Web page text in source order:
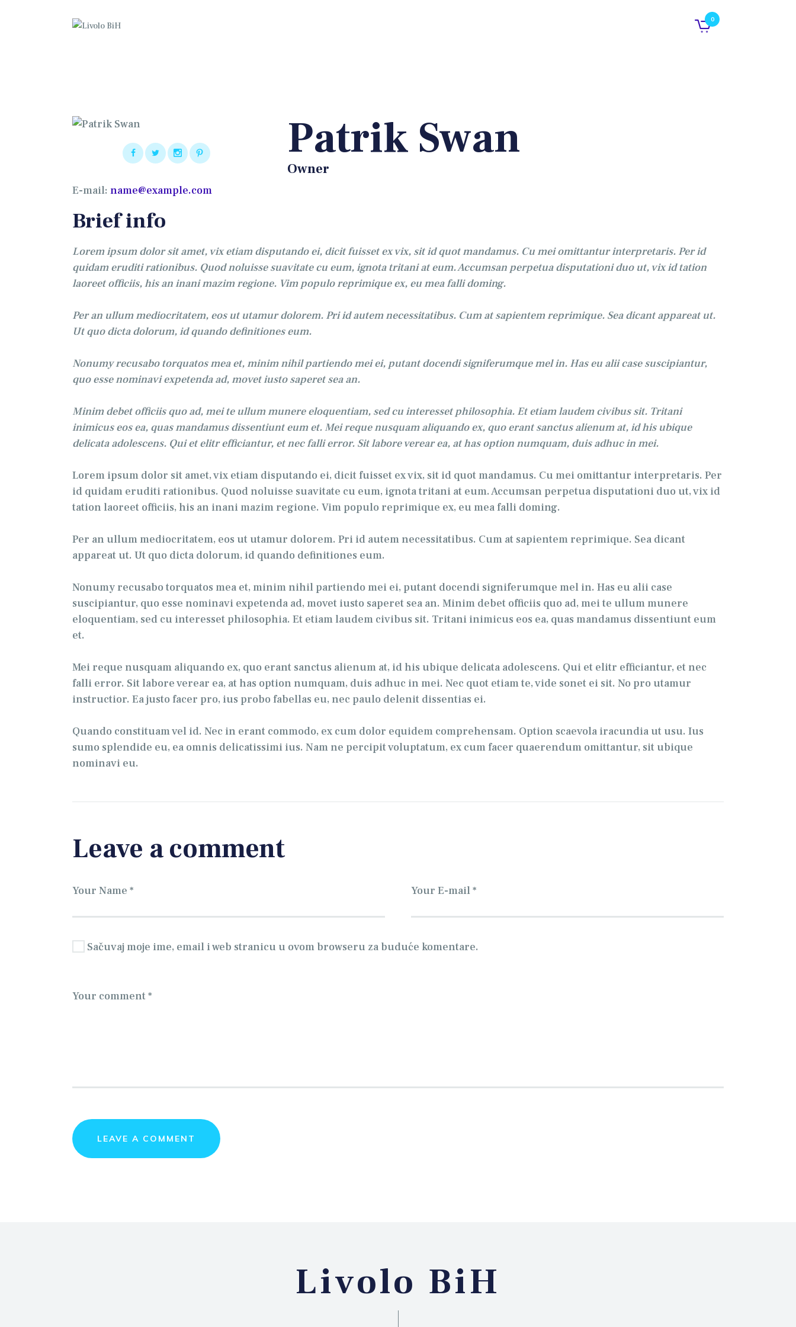
0
KATALOG
KONTAKT
Patrik Swan
Owner
E-mail: name@example.com
Brief info
Lorem ipsum dolor sit amet, vix etiam disputando ei, dicit fuisset ex vix, sit id quot mandamus. Cu mei omittantur interpretaris. Per id
quidam eruditi rationibus. Quod noluisse suavitate cu eum, ignota tritani at eum. Accumsan perpetua disputationi duo ut, vix id tation
laoreet officiis, his an inani mazim regione. Vim populo reprimique ex, eu mea falli doming.
Per an ullum mediocritatem, eos ut utamur dolorem. Pri id autem necessitatibus. Cum at sapientem reprimique. Sea dicant appareat ut.
Ut quo dicta dolorum, id quando definitiones eum.
Nonumy recusabo torquatos mea et, minim nihil partiendo mei ei, putant docendi signiferumque mel in. Has eu alii case suscipiantur,
quo esse nominavi expetenda ad, movet iusto saperet sea an.
Minim debet officiis quo ad, mei te ullum munere eloquentiam, sed cu interesset philosophia. Et etiam laudem civibus sit. Tritani
inimicus eos ea, quas mandamus dissentiunt eum et. Mei reque nusquam aliquando ex, quo erant sanctus alienum at, id his ubique
delicata adolescens. Qui et elitr efficiantur, et nec falli error. Sit labore verear ea, at has option numquam, duis adhuc in mei.
Lorem ipsum dolor sit amet, vix etiam disputando ei, dicit fuisset ex vix, sit id quot mandamus. Cu mei omittantur interpretaris. Per
id quidam eruditi rationibus. Quod noluisse suavitate cu eum, ignota tritani at eum. Accumsan perpetua disputationi duo ut, vix id
tation laoreet officiis, his an inani mazim regione. Vim populo reprimique ex, eu mea falli doming.
Per an ullum mediocritatem, eos ut utamur dolorem. Pri id autem necessitatibus. Cum at sapientem reprimique. Sea dicant
appareat ut. Ut quo dicta dolorum, id quando definitiones eum.
Nonumy recusabo torquatos mea et, minim nihil partiendo mei ei, putant docendi signiferumque mel in. Has eu alii case
suscipiantur, quo esse nominavi expetenda ad, movet iusto saperet sea an. Minim debet officiis quo ad, mei te ullum munere
eloquentiam, sed cu interesset philosophia. Et etiam laudem civibus sit. Tritani inimicus eos ea, quas mandamus dissentiunt eum
et.
Mei reque nusquam aliquando ex, quo erant sanctus alienum at, id his ubique delicata adolescens. Qui et elitr efficiantur, et nec
falli error. Sit labore verear ea, at has option numquam, duis adhuc in mei. Nec quot etiam te, vide sonet ei sit. No pro utamur
instructior. Ea justo facer pro, ius probo fabellas eu, nec paulo delenit dissentias ei.
Quando constituam vel id. Nec in erant commodo, ex cum dolor equidem comprehensam. Option scaevola iracundia ut usu. Ius
sumo splendide eu, ea omnis delicatissimi ius. Nam ne percipit voluptatum, ex cum facer quaerendum omittantur, sit ubique
nominavi eu.
Leave a comment
Sačuvaj moje ime, email i web stranicu u ovom browseru za buduće komentare.
Livolo BiH